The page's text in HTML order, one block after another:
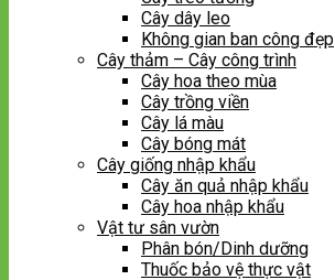
Cây dây leo
Không gian ban công đẹp
Cây thảm – Cây công trình
Cây hoa theo mùa
Cây trồng viền
Cây lá màu
Cây bóng mát
Cây giống nhập khẩu
Cây ăn quả nhập khẩu
Cây hoa nhập khẩu
Vật tư sân vườn
Phân bón/Dinh dưỡng
Thuốc bảo vệ thực vật